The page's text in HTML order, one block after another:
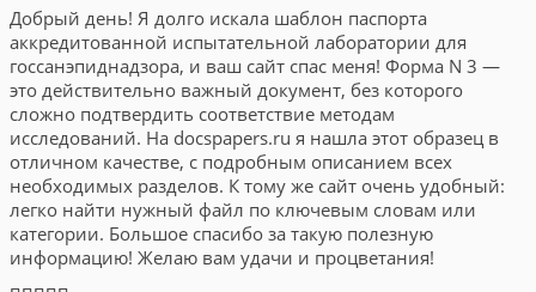
Добрый день! Я долго искала шаблон паспорта
аккредитованной испытательной лаборатории для
госсанэпиднадзора, и ваш сайт спас меня! Форма N 3 —
это действительно важный документ, без которого
сложно подтвердить соответствие методам
исследований. На docspapers.ru я нашла этот образец в
отличном качестве, с подробным описанием всех
необходимых разделов. К тому же сайт очень удобный:
легко найти нужный файл по ключевым словам или
категории. Большое спасибо за такую полезную
информацию! Желаю вам удачи и процветания!